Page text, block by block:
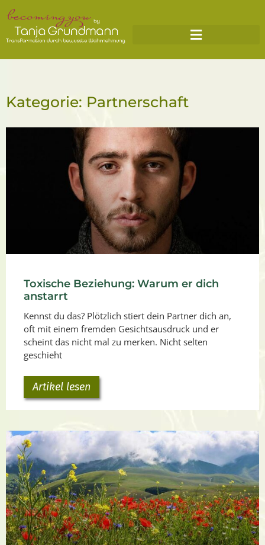
Kategorie: Partnerschaft
Toxische Beziehung: Warum er dich
anstarrt
Kennst du das? Plötzlich stiert dein Partner dich an,
oft mit einem fremden Gesichtsausdruck und er
scheint das nicht mal zu merken. Nicht selten
geschieht
Artikel lesen